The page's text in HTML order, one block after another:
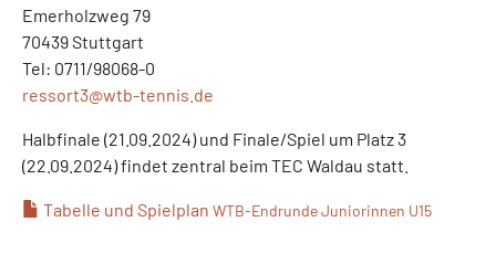
Emerholzweg 79
70439 Stuttgart
Tel: 0711/98068-0
ressort3@wtb-tennis.de
Halbfinale (21.09.2024) und Finale/Spiel um Platz 3
(22.09.2024) findet zentral beim TEC Waldau statt.
Tabelle und Spielplan WTB-Endrunde Juniorinnen U15